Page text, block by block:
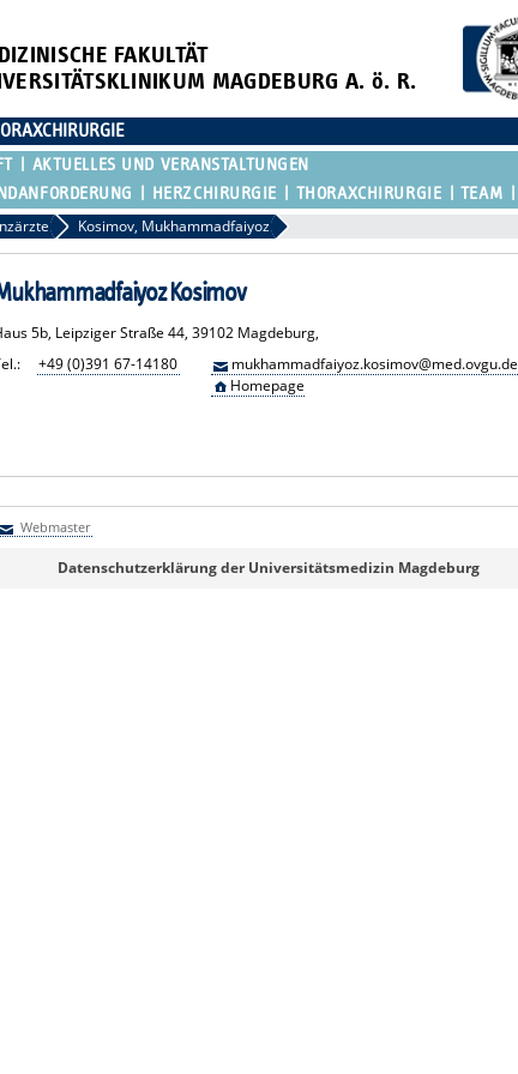
FAKULTÄT
MAGDEBURG A. ö. R.
AKTUELLES UND VERANSTALTUNGEN
HERZCHIRURGIE THORAXCHIRURGIE TEAM
Kosimov, Mukhammadfaiyoz
Kosimov
5b, Leipziger Straße 44, 39102 Magdeburg,
+49 (0)391 67-14180
mukhammadfaiyoz.kosimov@med.ovgu.de
Homepage
Webmaster
WebmasterDatenschutzerklärung der Universitätsmedizin Magdeburg